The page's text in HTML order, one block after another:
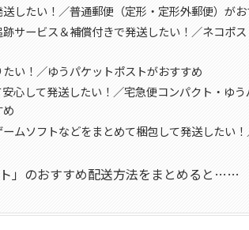
したい！／普通郵便（定形・定形外郵便）が
サービス＆補償付きで発送したい！／ネコポ
い！／ゆうパケットポストがおすすめ
心して発送したい！／宅急便コンパクト・ゆ
ムソフトなどをまとめて梱包して発送したい
」のおすすめ配送方法をまとめると……